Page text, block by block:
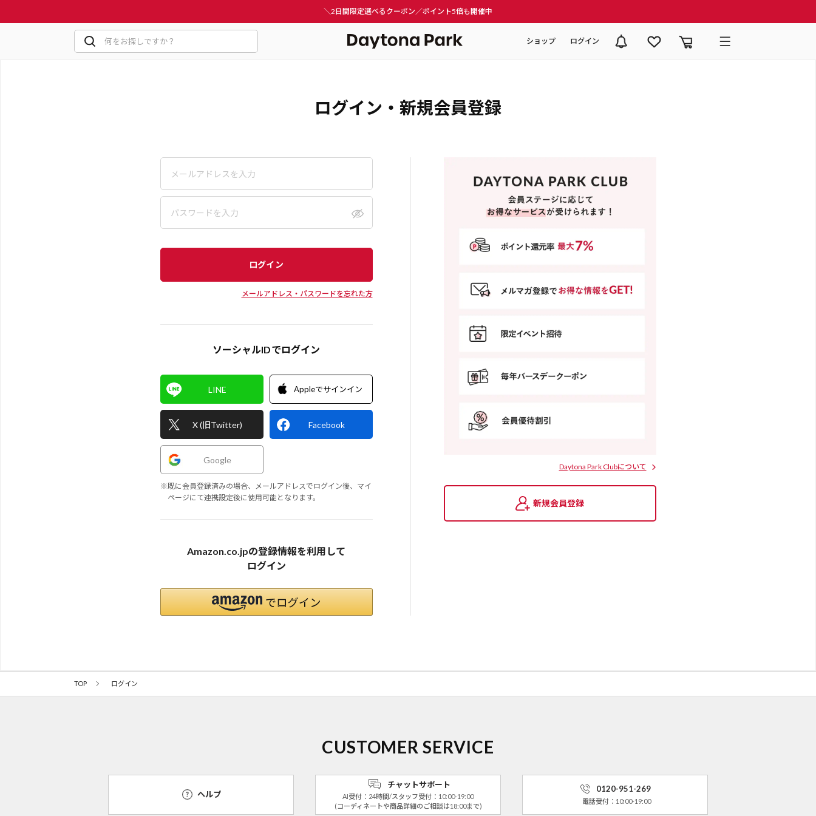
＼2日間限定選べるクーポン／ポイント5倍も開催中
ショップ ログイン
ログイン・新規会員登録
メールアドレス・パスワードを忘れた方
ソーシャルIDでログイン
LINE
X (旧Twitter)
Appleでサインイン
Facebook
Google
※既に会員登録済みの場合、メールアドレスでログイン後、マイ
ページにて連携設定後に使用可能となります。
Amazon.co.jpの登録情報を利用して
ログイン
Daytona Park Clubについて
新規会員登録
TOP ログイン
CUSTOMER SERVICE
ヘルプ
チャットサポート
AI受付：24時間/スタッフ受付：10:00-19:00
(コーディネートや商品詳細のご相談は18:00まで)
0120-951-269
電話受付：10:00-19:00